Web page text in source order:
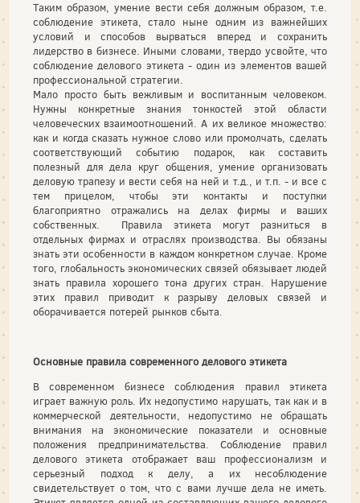
Таким образом, умение вести себя должным образом, т.е.
соблюдение этикета, стало ныне одним из важнейших
условий и способов вырваться вперед и сохранить
лидерство в бизнесе. Иными словами, твердо усвойте, что
соблюдение делового этикета - один из элементов вашей
профессиональной стратегии.
Мало просто быть вежливым и воспитанным человеком.
Нужны конкретные знания тонкостей этой области
человеческих взаимоотношений. А их великое множество:
как и когда сказать нужное слово или промолчать, сделать
соответствующий событию подарок, как составить
полезный для дела круг общения, умение организовать
деловую трапезу и вести себя на ней и т.д., и т.п. - и все с
тем прицелом, чтобы эти контакты и поступки
благоприятно отражались на делах фирмы и ваших
собственных. Правила этикета могут разниться в
отдельных фирмах и отраслях производства. Вы обязаны
знать эти особенности в каждом конкретном случае. Кроме
того, глобальность экономических связей обязывает людей
знать правила хорошего тона других стран. Нарушение
этих правил приводит к разрыву деловых связей и
оборачивается потерей рынков сбыта.
Основные правила современного делового этикета
В современном бизнесе соблюдения правил этикета
играет важную роль. Их недопустимо нарушать, так как и в
коммерческой деятельности, недопустимо не обращать
внимания на экономические показатели и основные
положения предпринимательства. Соблюдение правил
делового этикета отображает ваш профессионализм и
серьезный подход к делу, а их несоблюдение
свидетельствует о том, что с вами лучше дела не иметь.